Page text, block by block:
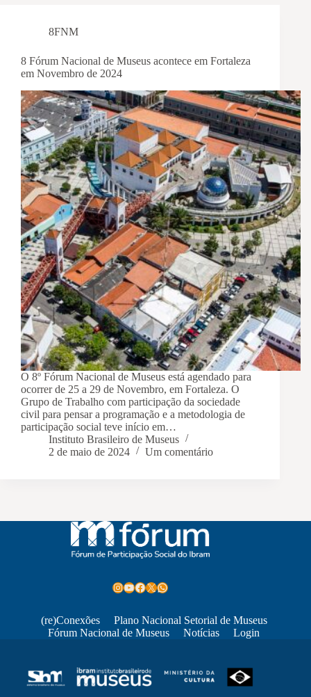
8FNM
8 Fórum Nacional de Museus acontece em Fortaleza
em Novembro de 2024
O 8º Fórum Nacional de Museus está agendado para
ocorrer de 25 a 29 de Novembro, em Fortaleza. O
Grupo de Trabalho com participação da sociedade
civil para pensar a programação e a metodologia de
participação social teve início em…
Instituto Brasileiro de Museus
2 de maio de 2024
Um comentário
Instagram
Youtube
Facebook
X WhatsApp
(re)Conexões
Plano Nacional Setorial de Museus
Fórum Nacional de Museus
Notícias Login